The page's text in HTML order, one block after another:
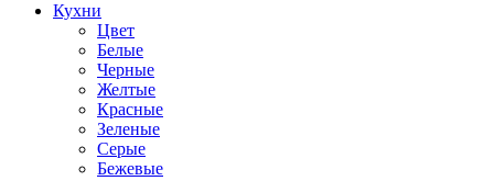
Кухни
Цвет
Белые
Черные
Желтые
Красные
Зеленые
Серые
Бежевые